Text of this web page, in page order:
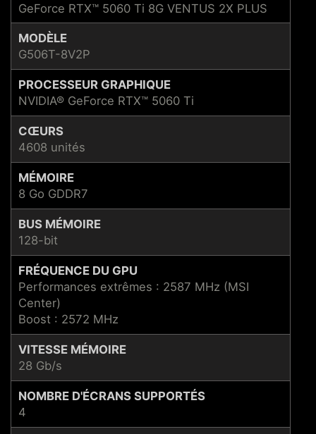
GeForce RTX™ 5060 Ti 8G VENTUS 2X PLUS
MODÈLE
G506T-8V2P
PROCESSEUR GRAPHIQUE
NVIDIA® GeForce RTX™ 5060 Ti
CŒURS
4608 unités
MÉMOIRE
8 Go GDDR7
BUS MÉMOIRE
128-bit
FRÉQUENCE DU GPU
Performances extrêmes : 2587 MHz (MSI
Center)
Boost : 2572 MHz
VITESSE MÉMOIRE
28 Gb/s
NOMBRE D'ÉCRANS SUPPORTÉS
4